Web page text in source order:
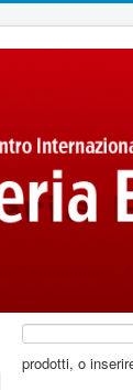
prodotti, o